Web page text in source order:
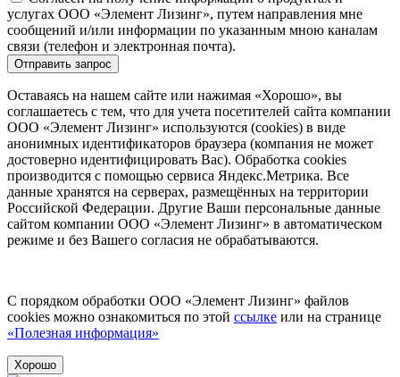
услугах ООО «Элемент Лизинг», путем направления мне
сообщений и/или информации по указанным мною каналам
связи (телефон и электронная почта).
Отправить запрос
Оставаясь на нашем сайте или нажимая «Хорошо», вы
соглашаетесь с тем, что для учета посетителей сайта компании
ООО «Элемент Лизинг» используются (cookies) в виде
анонимных идентификаторов браузера (компания не может
достоверно идентифицировать Вас). Обработка cookies
производится с помощью сервиса Яндекс.Метрика. Все
данные хранятся на серверах, размещённых на территории
Российской Федерации. Другие Ваши персональные данные
сайтом компании ООО «Элемент Лизинг» в автоматическом
режиме и без Вашего согласия не обрабатываются.
С порядком обработки ООО «Элемент Лизинг» файлов
cookies можно ознакомиться по этой ссылке или на странице
«Полезная информация»
Хорошо